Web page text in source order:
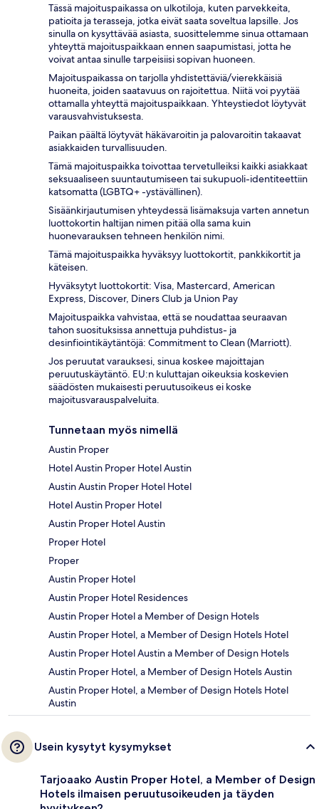
Tässä majoituspaikassa on ulkotiloja, kuten parvekkeita,
patioita ja terasseja, jotka eivät saata soveltua lapsille. Jos
sinulla on kysyttävää asiasta, suosittelemme sinua ottamaan
yhteyttä majoituspaikkaan ennen saapumistasi, jotta he
voivat antaa sinulle tarpeisiisi sopivan huoneen.
Majoituspaikassa on tarjolla yhdistettäviä/vierekkäisiä
huoneita, joiden saatavuus on rajoitettua. Niitä voi pyytää
ottamalla yhteyttä majoituspaikkaan. Yhteystiedot löytyvät
varausvahvistuksesta.
Paikan päältä löytyvät häkävaroitin ja palovaroitin takaavat
asiakkaiden turvallisuuden.
Tämä majoituspaikka toivottaa tervetulleiksi kaikki asiakkaat
seksuaaliseen suuntautumiseen tai sukupuoli-identiteettiin
katsomatta (LGBTQ+ -ystävällinen).
Sisäänkirjautumisen yhteydessä lisämaksuja varten annetun
luottokortin haltijan nimen pitää olla sama kuin
huonevarauksen tehneen henkilön nimi.
Tämä majoituspaikka hyväksyy luottokortit, pankkikortit ja
käteisen.
Hyväksytyt luottokortit: Visa, Mastercard, American
Express, Discover, Diners Club ja Union Pay
Majoituspaikka vahvistaa, että se noudattaa seuraavan
tahon suosituksissa annettuja puhdistus- ja
desinfiointikäytäntöjä: Commitment to Clean (Marriott).
Jos peruutat varauksesi, sinua koskee majoittajan
peruutuskäytäntö. EU:n kuluttajan oikeuksia koskevien
säädösten mukaisesti peruutusoikeus ei koske
majoitusvarauspalveluita.
Tunnetaan myös nimellä
Austin Proper
Hotel Austin Proper Hotel Austin
Austin Austin Proper Hotel Hotel
Hotel Austin Proper Hotel
Austin Proper Hotel Austin
Proper Hotel
Proper
Austin Proper Hotel
Austin Proper Hotel Residences
Austin Proper Hotel a Member of Design Hotels
Austin Proper Hotel, a Member of Design Hotels Hotel
Austin Proper Hotel Austin a Member of Design Hotels
Austin Proper Hotel, a Member of Design Hotels Austin
Austin Proper Hotel, a Member of Design Hotels Hotel
Austin
Usein kysytyt kysymykset
Tarjoaako Austin Proper Hotel, a Member of Design
Hotels ilmaisen peruutusoikeuden ja täyden